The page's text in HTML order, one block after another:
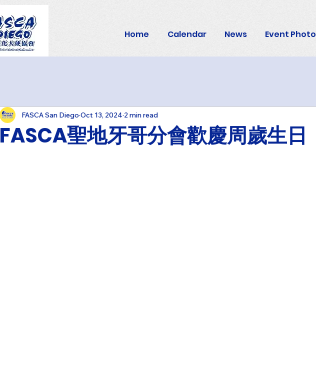
Home Calendar News Event
FASCA聖地牙哥分會歡慶周歲生日
FASCA San DiegoOct 13, 2024 2 min read